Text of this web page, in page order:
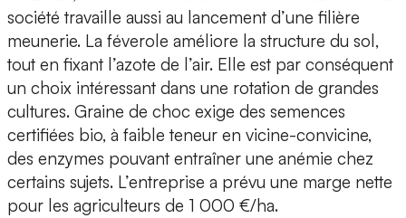
société travaille aussi au lancement d’une filière
meunerie. La féverole améliore la structure du sol,
tout en fixant l’azote de l’air. Elle est par conséquent
un choix intéressant dans une rotation de grandes
cultures. Graine de choc exige des semences
certifiées bio, à faible teneur en vicine-convicine,
des enzymes pouvant entraîner une anémie chez
certains sujets. L’entreprise a prévu une marge nette
pour les agriculteurs de 1 000 €/ha.